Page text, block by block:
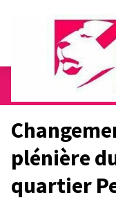
Conseil de quartier
📍 Les rendez-vous de
plénière
quartier